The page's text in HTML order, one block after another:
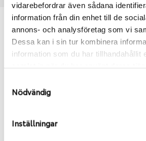
vidarebefordrar även sådana
information från din enhet till de
annons- och analysföretag som vi
Dessa kan i sin tur kombinera
information som du har tillhandahållit
Nödvändig
Inställningar
Passar denna fälg min
Ange registreringsnummer för att
Ibland kan fälgen ha bytts ut
inte vara samma dimension som